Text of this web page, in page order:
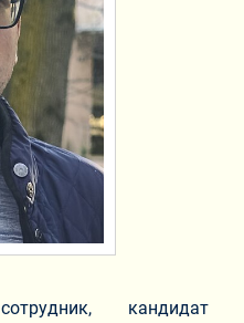
кандидат